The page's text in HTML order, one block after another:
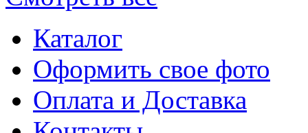
Каталог
Оформить свое фото
Оплата и Доставка